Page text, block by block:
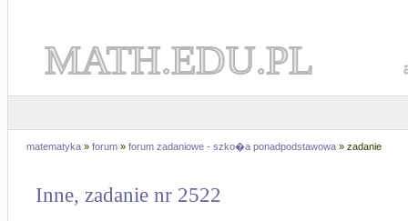
MATH.EDU.PL
matematyka » forum » forum zadaniowe - szko�a ponadpodstawowa » zadanie
Inne, zadanie nr 2522